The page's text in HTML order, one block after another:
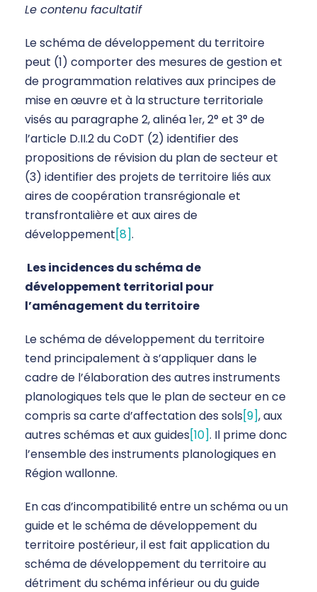
Le contenu facultatif
Le schéma de développement du territoire
peut (1) comporter des mesures de gestion et
de programmation relatives aux principes de
mise en œuvre et à la structure territoriale
visés au paragraphe 2, alinéa 1er, 2° et 3° de
l’article D.II.2 du CoDT (2) identifier des
propositions de révision du plan de secteur et
(3) identifier des projets de territoire liés aux
aires de coopération transrégionale et
transfrontalière et aux aires de
développement[8].
Lesincidences du schéma de
développement territorial pour
l’aménagement du territoire
Le schéma de développement du territoire
tend principalement à s’appliquer dans le
cadre de l’élaboration des autres instruments
planologiques tels que le plan de secteur en ce
compris sa carte d’affectation des sols[9], aux
autres schémas et aux guides[10]. Il prime donc
l’ensemble des instruments planologiques en
Région wallonne.
En cas d’incompatibilité entre un schéma ou un
guide et le schéma de développement du
territoire postérieur, il est fait application du
schéma de développement du territoire au
détriment du schéma inférieur ou du guide